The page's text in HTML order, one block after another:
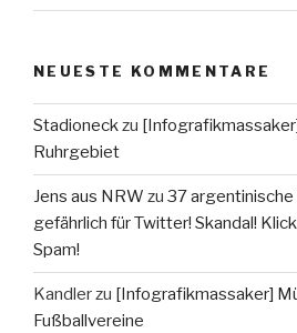
NEUESTE KOMMENTARE
Stadioneckzu
Ruhrgebiet
Jens aus NRW zu 37
gefährlich für Twitter! Skandal!
Spam!
Kandlerzu [Infografikmassaker]
Fußballvereine